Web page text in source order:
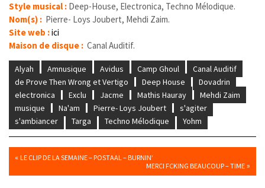
Style musical : Deep-House, Electronica, Techno Mélodique.
Nom(s) : Pierre- Loys Joubert, Mehdi Zaim.
Site web :ici
Maison de disque : Canal Auditif.
Alyah Amnusique Avidus Camp Ghoul
Canal Auditif
de Prove Then Wrong et Vertigo
Deep House
Dovadrin
electronica
Exclu Jacme Mathis Hauray
Mehdi Zaim
musique
Na'am Pierre- Loys Joubert
s'agiter
s'ambiancer
Targa Techno Mélodique Yohm
« LE CLIP DE LA SEMAINE – POSTAAL – BURNIN’
MERCI FCKING BEAUCOUP – TIME »